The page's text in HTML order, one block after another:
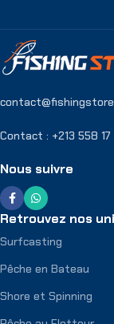
Contact : +213 558 17
Nous suivre
Retrouvez nos
Surfcasting
Pêche en Bateau
Shore et Spinning